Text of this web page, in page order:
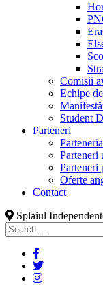
Comisii
Echipe
Student
Parteneri
Parteneri
Parteneri
Oferte
Contact
Splaiul